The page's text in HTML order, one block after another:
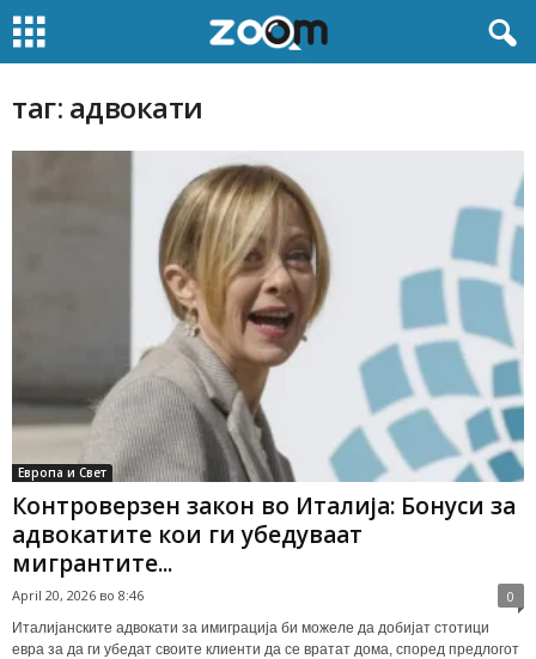
таг: адвокати
Европа и Свет
Контроверзен закон во Италија: Бонуси за
адвокатите кои ги убедуваат
мигрантите...
April 20, 2026 во 8:46 0
Италијанските адвокати за имиграција би можеле да добијат стотици
евра за да ги убедат своите клиенти да се вратат дома, според предлогот